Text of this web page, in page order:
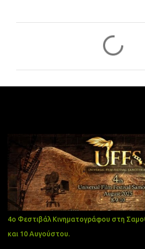
4ο Φεστιβάλ Κινηματογράφου στη
και 10 Αυγούστου.